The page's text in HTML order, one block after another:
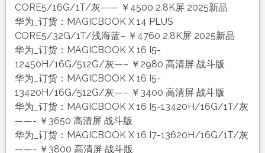
CORE5/16G/1T/灰—— ￥4500 2.8K屏 2025新品
华为_订货：MAGICBOOK X 14 PLUS
CORE5/32G/1T/浅海蓝– ￥4760 2.8K屏 2025新品
华为_订货：MAGICBOOK X 16 I5-
12450H/16G/512G/灰—– ￥2980 高清屏 战斗版
华为_订货：MAGICBOOK X 16 I5-
13420H/16G/512G/灰—– ￥3400 高清屏 战斗版
华为_订货：MAGICBOOK X 16 I5-13420H/16G/1T/灰
——- ￥3650 高清屏 战斗版
华为_订货：MAGICBOOK X 16 I7-13620H/16G/1T/灰
——- ￥3800 高清屏 战斗版